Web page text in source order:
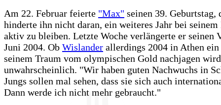
Am 22. Februar feierte "Max" seinen 39. Geburtstag,
hinderte ihn nicht daran, ein weiteres Jahr bei
aktiv zu bleiben. Letzte Woche verlängerte er seinen
Juni 2004. Ob Wislander allerdings 2004 in Athen
seinem Traum vom olympischen Gold nachjagen
unwahrscheinlich. "Wir haben guten Nachwuchs in
Jungs sollen mal sehen, dass sie sich auch
Dann werde ich nicht mehr gebraucht."